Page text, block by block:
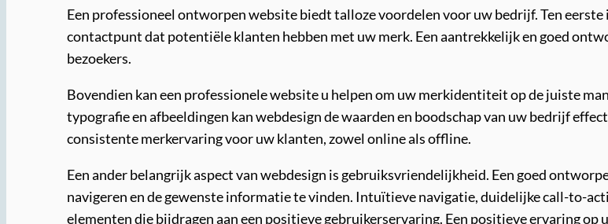
Een professioneel ontworpen website biedt talloze voordelen voor uw bedrijf. Ten
contactpunt dat potentiële klanten hebben met uw merk. Een aantrekkelijk en goed
bezoekers.
Bovendien kan een professionele website u helpen om uw merkidentiteit op de juiste
typografie en afbeeldingen kan webdesign de waarden en boodschap van uw bedrijf
consistente merkervaring voor uw klanten, zowel online als offline.
Een ander belangrijk aspect van webdesign is gebruiksvriendelijkheid. Een goed
navigeren en de gewenste informatie te vinden. Intuïtieve navigatie, duidelijke call-to-
elementen die bijdragen aan een positieve gebruikerservaring. Een positieve ervaring